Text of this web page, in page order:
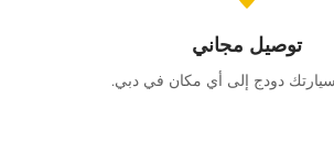
توصيل مجاني
دودج إلى أي مكان في دبي.